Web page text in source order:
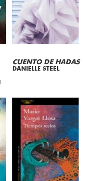
CUENTO DE HADAS
DANIELLE STEEL